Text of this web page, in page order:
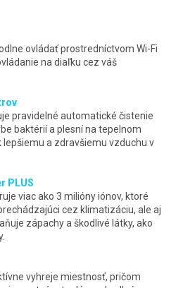
ovládať prostredníctvom Wi-Fi
na diaľku cez váš
pravidelné automatické čistenie
baktérií a plesní na tepelnom
lepšiemu a zdravšiemu vzduchu v
PLUS
viac ako 3 milióny iónov, ktoré
cez klimatizáciu, ale aj
zápachy a škodlivé látky, ako
vyhreje miestnosť, pričom